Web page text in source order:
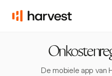
De mobiele app van